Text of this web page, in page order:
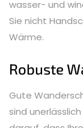
wasser- und
Sie nicht
Wärme.
Robuste
Gute
sind